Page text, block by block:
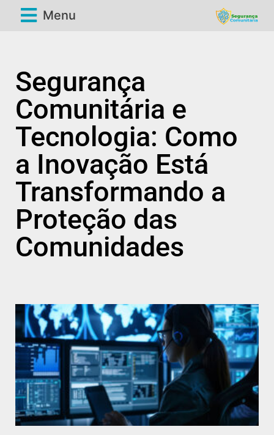
Menu
Segurança
Comunitária e
Tecnologia: Como
a Inovação Está
Transformando a
Proteção das
Comunidades